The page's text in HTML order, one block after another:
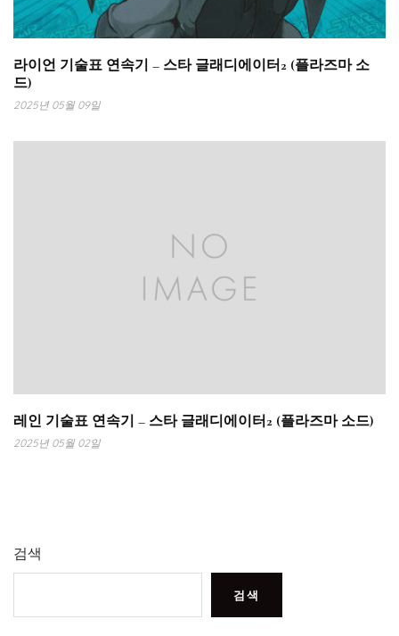
라이언 기술표 연속기 – 스타 글래디에이터2 (플라즈마 소
드)
2025년 05월 09일
레인 기술표 연속기 – 스타 글래디에이터2 (플라즈마 소드)
2025년 05월 02일
검색
검색